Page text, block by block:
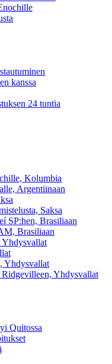
kanssa
24 tuntia
Kolumbia
Argentiinaan
Saksa
SP:hen, Brasiliaan
Brasiliaan
Yhdysvallat
Yhdysvallat
Yhdysvallat
Quitossa